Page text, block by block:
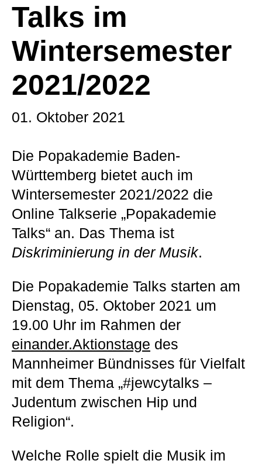
Talks im
Wintersemester
2021/2022
01. Oktober 2021
Die Popakademie Baden-
Württemberg bietet auch im
Wintersemester 2021/2022 die
Online Talkserie „Popakademie
Talks“ an. Das Thema ist
Diskriminierung in der Musik.
Die Popakademie Talks starten am
Dienstag, 05. Oktober 2021 um
19.00 Uhr im Rahmen der
einander.Aktionstage des
Mannheimer Bündnisses für Vielfalt
mit dem Thema „#jewcytalks –
Judentum zwischen Hip und
Religion“.
Welche Rolle spielt die Musik im